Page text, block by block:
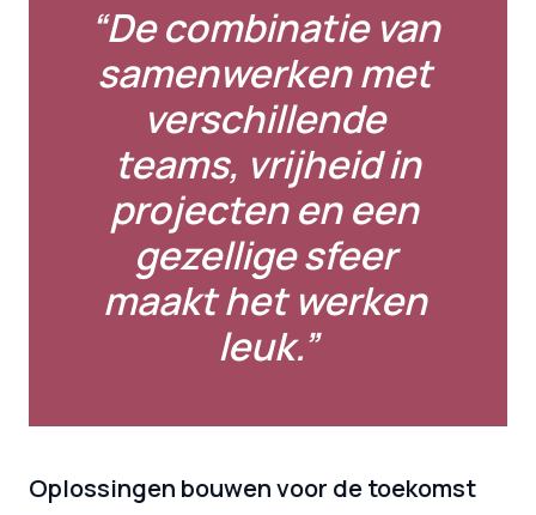
“De combinatie van
samenwerken met
verschillende
teams, vrijheid in
projecten en een
gezellige sfeer
maakt het werken
leuk.”
Oplossingen bouwen voor de toekomst